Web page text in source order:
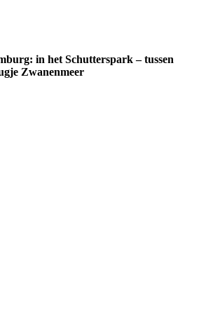
in het Schutterspark – tussen
Zwanenmeer